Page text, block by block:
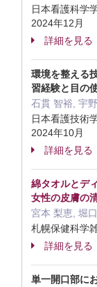
日本看護科学
2024年12月
詳細を見る
環境を整える
習経験と目の
石貫 智裕, 宇
日本看護技術
2024年10月
詳細を見る
綿タオルとデ
女性の皮膚の
宮本 梨恵, 堀
札幌保健科
詳細を見る
単一開口部に